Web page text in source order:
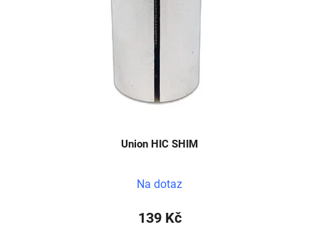
Union HIC SHIM
Na dotaz
139 Kč